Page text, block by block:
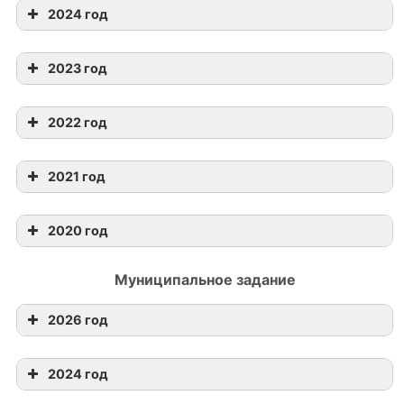
Баланс МБУ ДО ДЭБЦ «Натуралист» на 1
января 2023 г.
2024 год
сведения об операциях с целевыми
субсидиями на 2024 год от 02.01.2024
2023 год
субсидиями на 2023 год от 28.12.2023
План ФХД на 2023 год от 31.12.2023
План финансово-хозяйственной
деятельности на 2023 год (на 09.01.2023)
2022 год
деятельности на 2022 год (на 29.12.2022)
2021 год
деятельности на 2021 год (на 02.01.2021)
План финансово-хозяйственной
План финансово-хозяйственной
деятельности на 2021 год (на 05.03.2021)
2020 год
деятельности на 2019 год (на 02.01.2020)
Муниципальное задание
2026 год
2024 год